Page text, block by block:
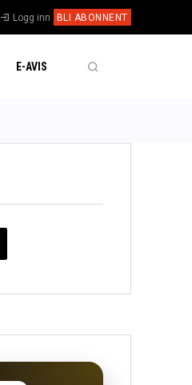
Logg inn BLI ABONNENT
E-AVIS